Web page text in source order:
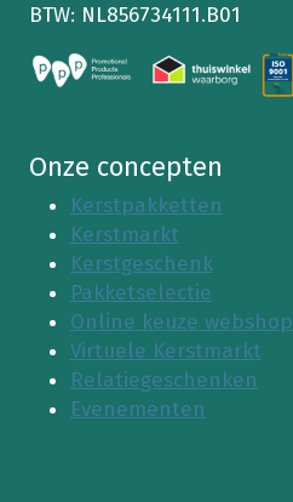
BTW: NL856734111.B01
Onze concepten
Kerstpakketten
Kerstmarkt
Kerstgeschenk
Pakketselectie
Online keuze webshop
Virtuele Kerstmarkt
Relatiegeschenken
Evenementen